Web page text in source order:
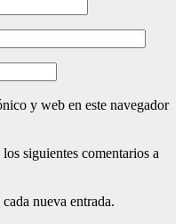
y web en este navegador
siguientes comentarios a
nueva entrada.